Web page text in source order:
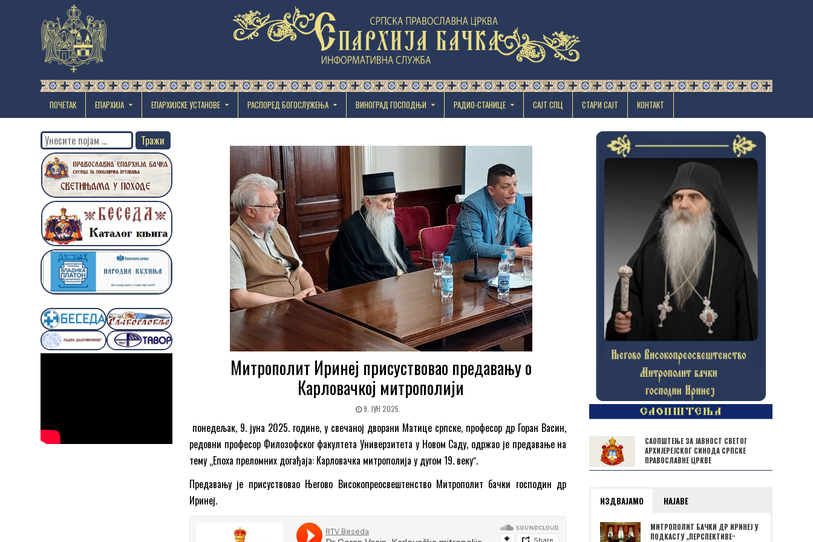
ПОЧЕТАК ЕПАРХИЈА EПАРХИЈСКЕ УСТАНОВЕ РАСПОРЕД БОГОСЛУЖЕЊА ВИНОГРАД ГОСПОДЊИ РАДИО-СТАНИЦЕ САЈТ СПЦ СТАРИ САЈТ КОНТАКТ
Митрополит Иринеј присуствовао предавању о
Карловачкој митрополији
9. ЈУН 2025.
понедељак, 9. јуна 2025. године, у свечаној дворани Матице српске, професор др Горан Васин,
редовни професор Филозофског факултета Универзитета у Новом Саду, одржао је предавање на
тему „Епоха преломних догађаја: Карловачка митрополија у дугом 19. векуˮ.
Предавању је присуствовао Његово Високопреосвештенство Митрополит бачки господин др
Иринеј.
Search
for:
САОПШТЕЊЕ ЗА ЈАВНОСТ СВЕТОГ
АРХИЈЕРЕЈСКОГ СИНОДА СРПСКЕ
ПРАВОСЛАВНЕ ЦРКВЕ
ИЗДВАЈАМО НАЈАВЕ
МИТРОПОЛИТ БАЧКИ ДР ИРИНЕЈ У
ПОДКАСТУ „ПЕРСПЕКТИВЕˮ